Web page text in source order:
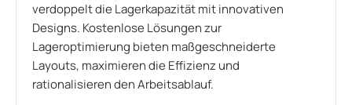
verdoppelt die Lagerkapazität mit innovativen
Designs. Kostenlose Lösungen zur
Lageroptimierung bieten maßgeschneiderte
Layouts, maximieren die Effizienz und
rationalisieren den Arbeitsablauf.